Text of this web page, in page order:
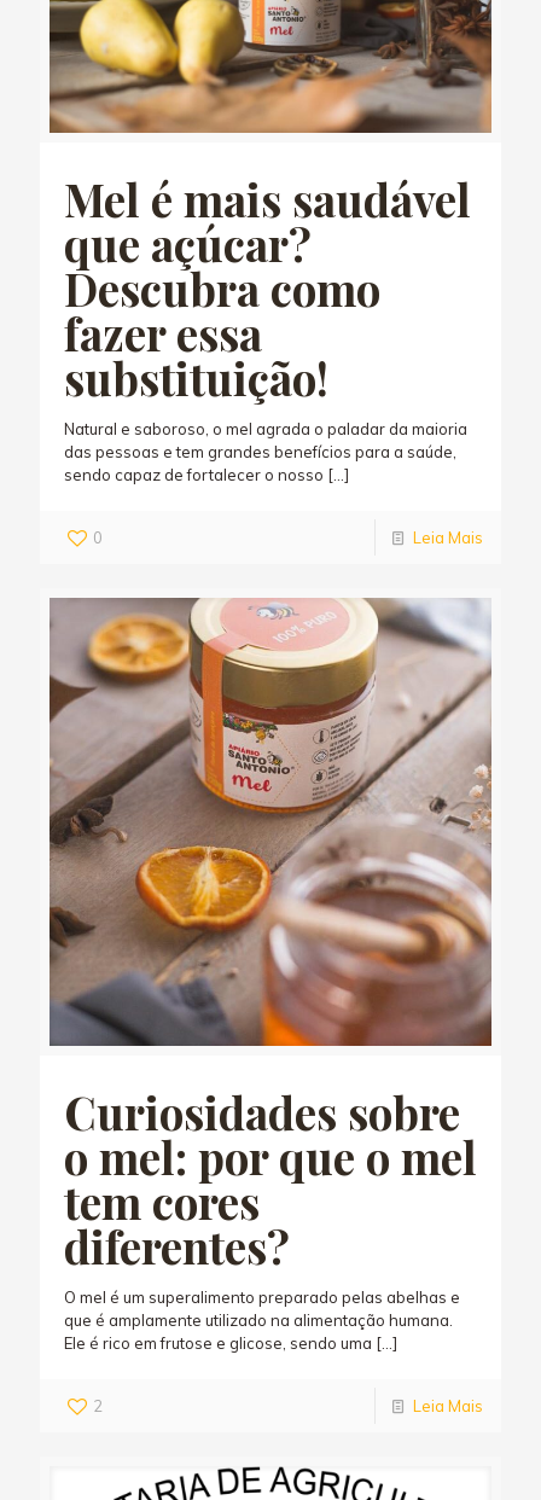
Mel é mais saudável
que açúcar?
Descubra como
fazer essa
substituição!
Natural e saboroso, o mel agrada o paladar da maioria
das pessoas e tem grandes benefícios para a saúde,
sendo capaz de fortalecer o nosso […]
0 Leia Mais
Curiosidades sobre
o mel: por que o mel
tem cores
diferentes?
O mel é um superalimento preparado pelas abelhas e
que é amplamente utilizado na alimentação humana.
Ele é rico em frutose e glicose, sendo uma […]
2 Leia Mais